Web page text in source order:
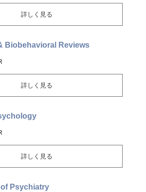
詳しく見る
Biobehavioral Reviews
詳しく見る
詳しく見る
Psychiatry